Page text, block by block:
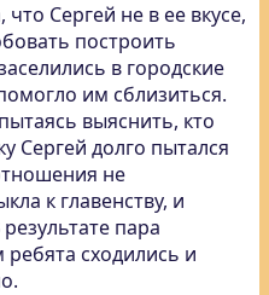
Сергей не в ее вкусе,
построить
в городские
им сблизиться.
выяснить, кто
Сергей долго пытался
не
к главенству, и
пара
сходились и